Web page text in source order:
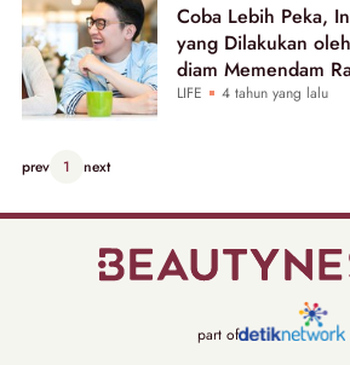
Coba Lebih Peka,
yang Dilakukan
diam Memendam
LIFE 4 tahun yang lalu
prev 1 next
part of